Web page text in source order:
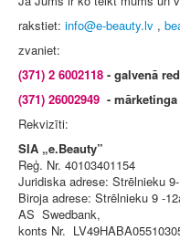
rakstiet:
,
zvaniet:
(371) 2 6002118 - galvenā
(371) 26002949 -
Rekvizīti:
SIA „e.Beauty”
Reģ. Nr. 40103401154
Juridiska adrese: Strēlnieku
Biroja adrese: Strēlnieku 9 -
AS Swedbank,
konts Nr.